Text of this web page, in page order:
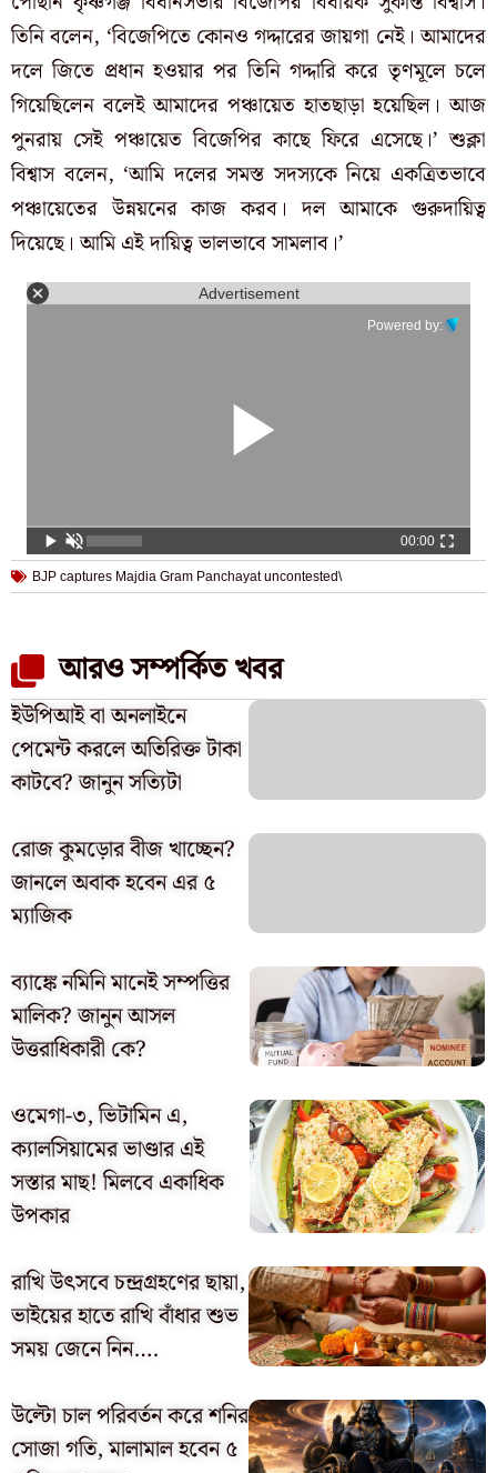
তিনি বলেন, ‘বিজেপিতে কোনও গদ্দারের জায়গা নেই। আমাদের
দলে জিতে প্রধান হওয়ার পর তিনি গদ্দারি করে তৃণমূলে চলে
গিয়েছিলেন বলেই আমাদের পঞ্চায়েত হাতছাড়া হয়েছিল। আজ
পুনরায় সেই পঞ্চায়েত বিজেপির কাছে ফিরে এসেছে।’ শুক্লা
বিশ্বাস বলেন, ‘আমি দলের সমস্ত সদস্যকে নিয়ে একত্রিতভাবে
পঞ্চায়েতের উন্নয়নের কাজ করব। দল আমাকে গুরুদায়িত্ব
দিয়েছে। আমি এই দায়িত্ব ভালভাবে সামলাব।’
Advertisement
Powered by:
00:00
BJP captures Majdia Gram Panchayat uncontested\
আরও সম্পর্কিত খবর
ইউপিআই বা অনলাইনে
পেমেন্ট করলে অতিরিক্ত টাকা
কাটবে? জানুন সত্যিটা
রোজ কুমড়োর বীজ খাচ্ছেন?
জানলে অবাক হবেন এর ৫
ম্যাজিক
ব্যাঙ্কে নমিনি মানেই সম্পত্তির
মালিক? জানুন আসল
উত্তরাধিকারী কে?
ওমেগা-৩, ভিটামিন এ,
ক্যালসিয়ামের ভাণ্ডার এই
সস্তার মাছ! মিলবে একাধিক
উপকার
রাখি উৎসবে চন্দ্রগ্রহণের ছায়া,
ভাইয়ের হাতে রাখি বাঁধার শুভ
সময় জেনে নিন….
উল্টো চাল পরিবর্তন করে শনির
সোজা গতি, মালামাল হবেন ৫